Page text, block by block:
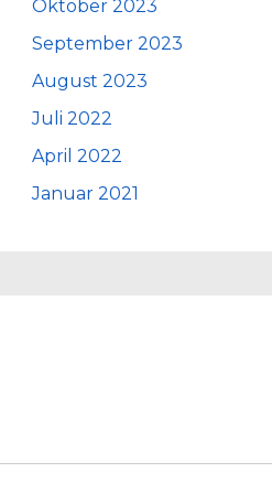
Oktober 2023
September 2023
August 2023
Juli 2022
April 2022
Januar 2021